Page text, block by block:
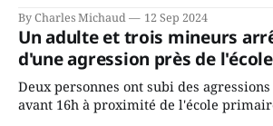
gouvernement de la CAQ, surtout de
juge chronique, à offrir des
By Charles Michaud 12 Sep 2024
Un adulte et trois mineurs
d'une agression près de
Deux personnes ont subi des
avant 16h à proximité de l'école